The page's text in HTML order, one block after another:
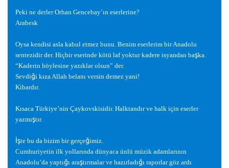
Peki ne derler Orhan Gencebay’ın eserlerine?
Arabesk
Oysa kendisi asla kabul etmez bunu. Benim eserlerim bir Anadolu
sentezidir der. Hiçbir eserinde kötü laf yoktur kadere isyandan başka.
“Kaderin böylesine yazıklar olsun” der.
Sevdiği kıza Allah belanı versin demez yani!
Kibardır.
Kısaca Türkiye’nin Çaykovskisidir. Halktandır ve halk için eserler
yazmıştır.
İşte bu da bizim bir gerçeğimiz.
Cumhuriyetin ilk yollarında dünyaca ünlü müzik adamlarının
Anadolu’da yaptığı araştırmalar ve hazırladığı raporlar göz ardı